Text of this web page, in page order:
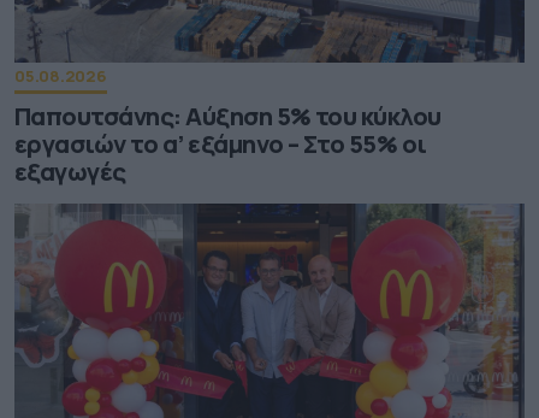
05.08.2026
Παπουτσάνης: Αύξηση 5% του κύκλου
εργασιών το α’ εξάμηνο – Στο 55% οι
εξαγωγές